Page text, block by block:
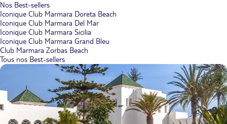
Nos Best-sellers
Iconique Club Marmara Doreta Beach
Iconique Club Marmara Del Mar
Iconique Club Marmara Sicilia
Iconique Club Marmara Grand Bleu
Club Marmara Zorbas Beach
Tous nos Best-sellers